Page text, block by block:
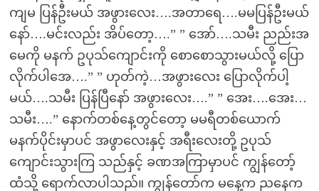
ကျမ ပြန်ဦးမယ် အဖွားလေး….အတာရေ….မမပြန်ဦးမယ်
နော်….မင်းလည်း အိပ်တော့….” ” အော်….သမီး ညည်းအ
မေကို မနက် ဥပုသ်ကျောင်းကို စောစောသွားမယ်လို့ ပြော
လိုက်ပါအေ….” ” ဟုတ်ကဲ့…အဖွားလေး ပြောလိုက်ပါ့
မယ်….သမီး ပြန်ပြီနော် အဖွားလေး….” ” အေး….အေး…
သမီး….” နောက်တစ်နေ့တွင်တော့ မမရီတစ်ယောက်
မနက်ပိုင်းမှာပင် အဖွာလေးနှင့် အရီးလေးတို့ ဥပုသ်
ကျောင်းသွားကြ သည်နှင့် ခဏအကြာမှာပင် ကျွန်တော့်
ထံသို့ ရောက်လာပါသည်။ ကျွန်တော်က မနေ့က ညနေက